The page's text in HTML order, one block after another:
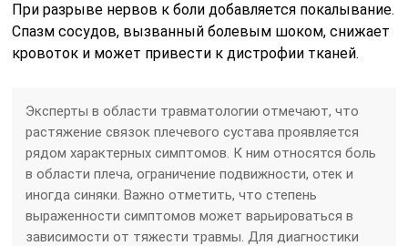
При разрыве нервов к боли добавляется покалывание.
Спазм сосудов, вызванный болевым шоком, снижает
кровоток и может привести к дистрофии тканей.
Эксперты в области травматологии отмечают, что
растяжение связок плечевого сустава проявляется
рядом характерных симптомов. К ним относятся боль
в области плеча, ограничение подвижности, отек и
иногда синяки. Важно отметить, что степень
выраженности симптомов может варьироваться в
зависимости от тяжести травмы. Для диагностики